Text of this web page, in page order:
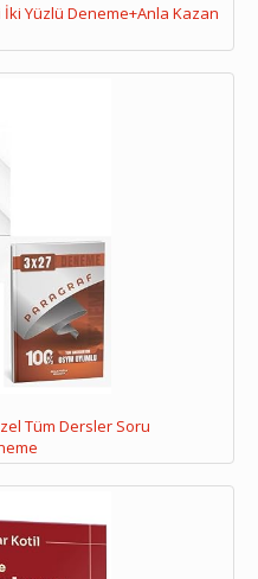
İki Yüzlü Deneme+Anla Kazan
Tüm Dersler Soru